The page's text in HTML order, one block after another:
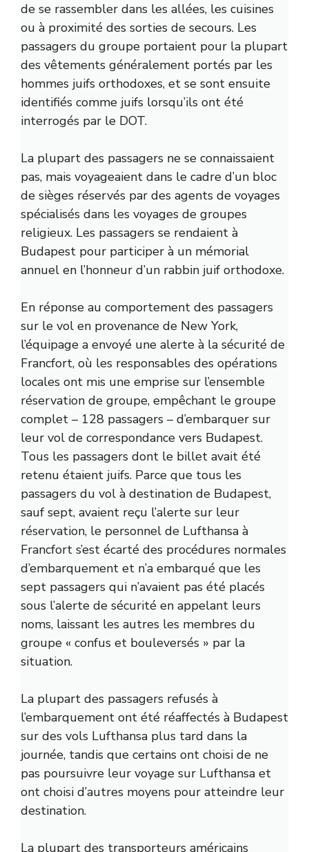
de se rassembler dans les allées, les cuisines
ou à proximité des sorties de secours. Les
passagers du groupe portaient pour la plupart
des vêtements généralement portés par les
hommes juifs orthodoxes, et se sont ensuite
identifiés comme juifs lorsqu’ils ont été
interrogés par le DOT.
La plupart des passagers ne se connaissaient
pas, mais voyageaient dans le cadre d’un bloc
de sièges réservés par des agents de voyages
spécialisés dans les voyages de groupes
religieux. Les passagers se rendaient à
Budapest pour participer à un mémorial
annuel en l’honneur d’un rabbin juif orthodoxe.
En réponse au comportement des passagers
sur le vol en provenance de New York,
l’équipage a envoyé une alerte à la sécurité de
Francfort, où les responsables des opérations
locales ont mis une emprise sur l’ensemble
réservation de groupe, empêchant le groupe
complet – 128 passagers – d’embarquer sur
leur vol de correspondance vers Budapest.
Tous les passagers dont le billet avait été
retenu étaient juifs. Parce que tous les
passagers du vol à destination de Budapest,
sauf sept, avaient reçu l’alerte sur leur
réservation, le personnel de Lufthansa à
Francfort s’est écarté des procédures normales
d’embarquement et n’a embarqué que les
sept passagers qui n’avaient pas été placés
sous l’alerte de sécurité en appelant leurs
noms, laissant les autres les membres du
groupe « confus et bouleversés » par la
situation.
La plupart des passagers refusés à
l’embarquement ont été réaffectés à Budapest
sur des vols Lufthansa plus tard dans la
journée, tandis que certains ont choisi de ne
pas poursuivre leur voyage sur Lufthansa et
ont choisi d’autres moyens pour atteindre leur
destination.
La plupart des transporteurs américains